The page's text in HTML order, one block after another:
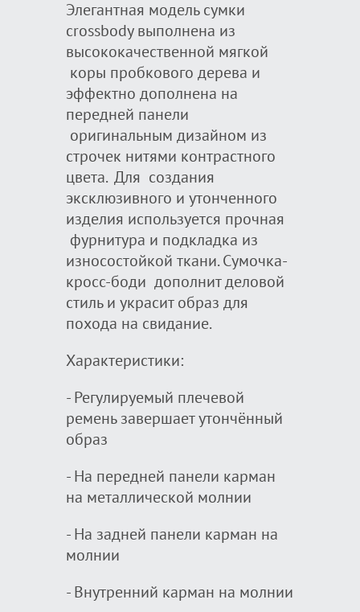
Элегантная модель сумки
crossbody выполнена из
высококачественной мягкой
коры пробкового дерева и
эффектно дополнена на
передней панели
оригинальным дизайном из
строчек нитями контрастного
цвета. Для создания
эксклюзивного и утонченного
изделия используется прочная
фурнитура и подкладка из
износостойкой ткани. Сумочка-
кросс-боди дополнит деловой
стиль и украсит образ для
похода на свидание.
Характеристики:
- Регулируемый плечевой
ремень завершает утончённый
образ
- На передней панели карман
на металлической молнии
- На задней панели карман на
молнии
- Внутренний карман на молнии